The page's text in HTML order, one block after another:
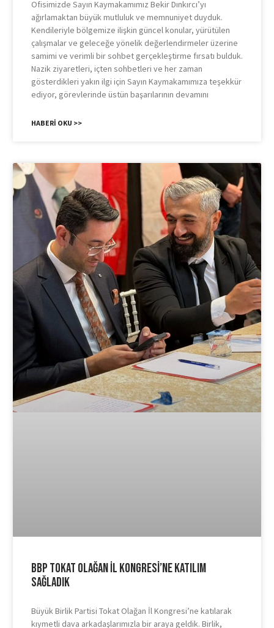
Ofisimizde Sayın Kaymakamımız Bekir Dınkırcı’yı
ağırlamaktan büyük mutluluk ve memnuniyet duyduk.
Kendileriyle bölgemize ilişkin güncel konular, yürütülen
çalışmalar ve geleceğe yönelik değerlendirmeler üzerine
samimi ve verimli bir sohbet gerçekleştirme fırsatı bulduk.
Nazik ziyaretleri, içten sohbetleri ve her zaman
gösterdikleri yakın ilgi için Sayın Kaymakamımıza teşekkür
ediyor, görevlerinde üstün başarılarının devamını
HABERI OKU >>
BBP Tokat Olağan İl Kongresi’ne Katılım
Sağladık
Büyük Birlik Partisi Tokat Olağan İl Kongresi’ne katılarak
kıymetli dava arkadaşlarımızla bir araya geldik. Birlik,